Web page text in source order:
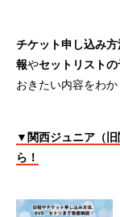
チケット申し込み方
報やセットリストの
おきたい内容をわか
▼関西ジュニア（旧
ら！